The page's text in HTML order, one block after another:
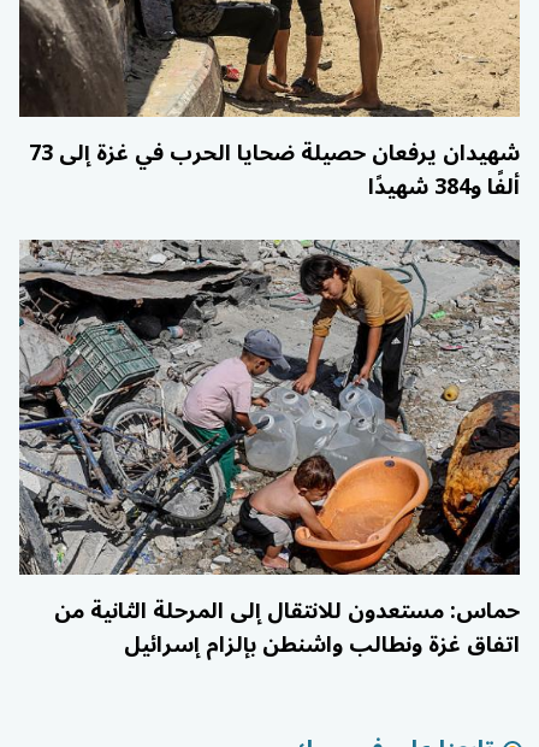
شهيدان يرفعان حصيلة ضحايا الحرب في غزة إلى 73
ألفًا و384 شهيدًا
حماس: مستعدون للانتقال إلى المرحلة الثانية من
اتفاق غزة ونطالب واشنطن بإلزام إسرائيل